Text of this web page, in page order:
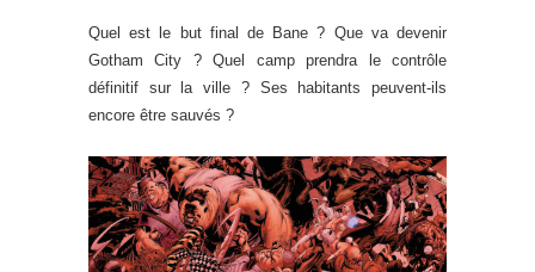
Quel est le but final de Bane ? Que va devenir
Gotham City ? Quel camp prendra le contrôle
définitif sur la ville ? Ses habitants peuvent-ils
encore être sauvés ?